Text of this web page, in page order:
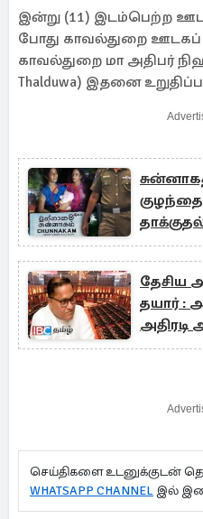
இன்று (11) இடம்பெற்ற
போது காவல்துறை ஊடகப்
காவல்துறை மா அதிபர்
Thalduwa) இதனை
தேசிய
தயார் :
அதிரடி
செய்திகளை உடனுக்குடன்
WHATSAPP CHANNEL இல்